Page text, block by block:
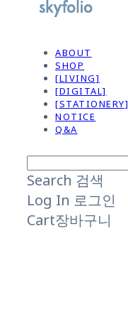
ABOUT
SHOP
[LIVING]
[DIGITAL]
[STATIONERY]
NOTICE
Q&A
Search 검색
Log In 로그인
Cart장바구니